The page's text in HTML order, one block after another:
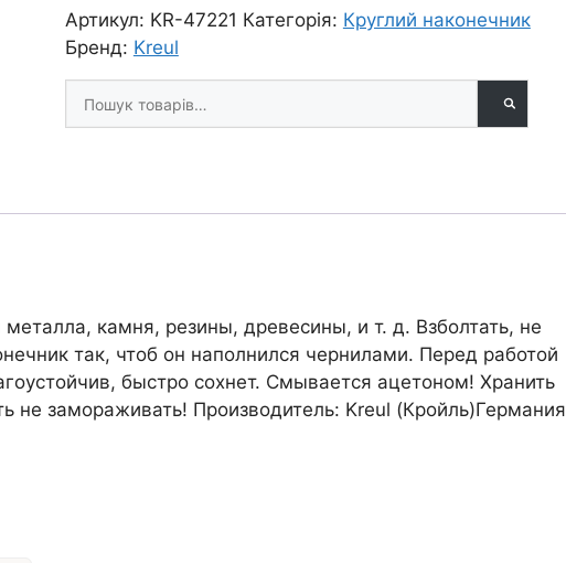
Hobby
Line
2мм
Артикул: KR-47221 Категорія: Круглий наконечник
Бренд: Kreul
Шукати
товари
камня, резины, древесины, и т. д. Взболтать, не
так, чтоб он наполнился чернилами. Перед работой
быстро сохнет. Смывается ацетоном! Хранить
не замораживать! Производитель: Kreul (Кройль)Германия